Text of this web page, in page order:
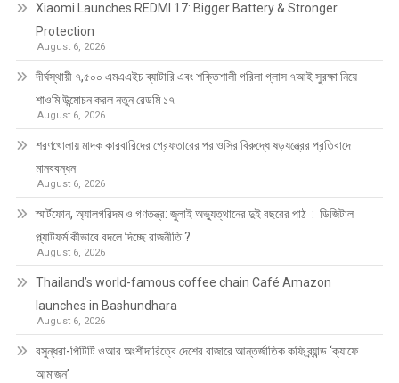
Xiaomi Launches REDMI 17: Bigger Battery & Stronger
Protection
August 6, 2026
দীর্ঘস্থায়ী ৭,৫০০ এমএএইচ ব্যাটারি এবং শক্তিশালী গরিলা গ্লাস ৭আই সুরক্ষা নিয়ে
শাওমি উন্মোচন করল নতুন রেডমি ১৭
August 6, 2026
শরণখোলায় মাদক কারবারিদের গ্রেফতারের পর ওসির বিরুদ্ধে ষড়যন্ত্রের প্রতিবাদে
মানববন্ধন
August 6, 2026
স্মার্টফোন, অ্যালগরিদম ও গণতন্ত্র: জুলাই অভ্যুত্থানের দুই বছরের পাঠ : ডিজিটাল
প্ল্যাটফর্ম কীভাবে বদলে দিচ্ছে রাজনীতি ?
August 6, 2026
Thailand’s world-famous coffee chain Café Amazon
launches in Bashundhara
August 6, 2026
বসুন্ধরা-পিটিটি ওআর অংশীদারিত্বে দেশের বাজারে আন্তর্জাতিক কফি ব্র্যান্ড ‘ক্যাফে
আমাজন’